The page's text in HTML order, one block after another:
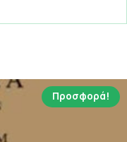
Προσφορά!